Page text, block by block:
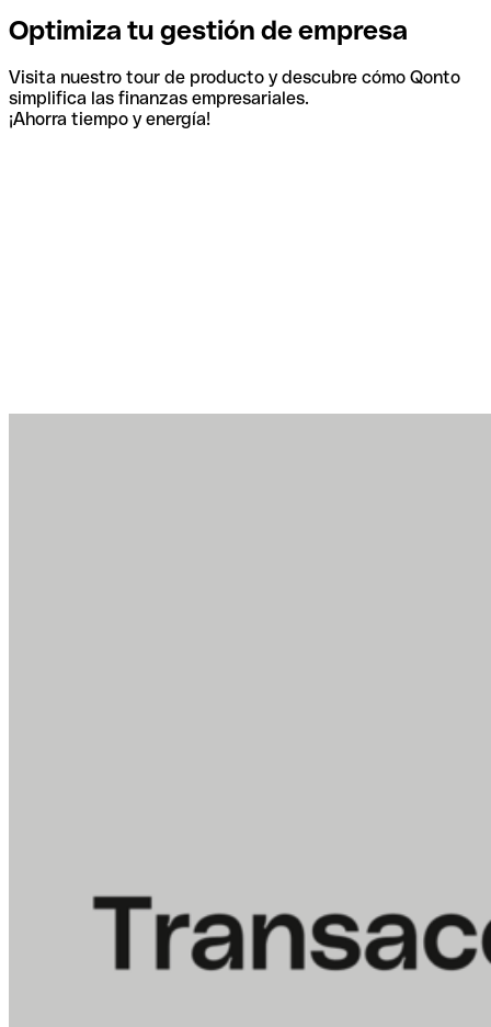
Optimiza tu gestión de empresa
Visita nuestro tour de producto y descubre cómo Qonto
simplifica las finanzas empresariales.
¡Ahorra tiempo y energía!